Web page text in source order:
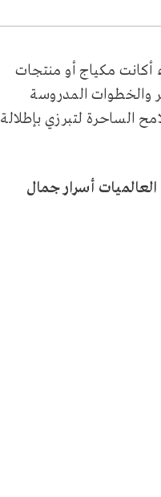
أكانت مكياج أو منتجات
والخطوات المدروسة
الساحرة لتبرزي بإطلالة
أسرار جمال